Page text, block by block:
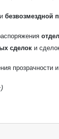
безвозмездной
сделок и